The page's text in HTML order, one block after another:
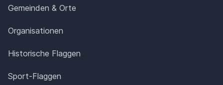
Gemeinden & Orte
Organisationen
Historische Flaggen
Sport-Flaggen